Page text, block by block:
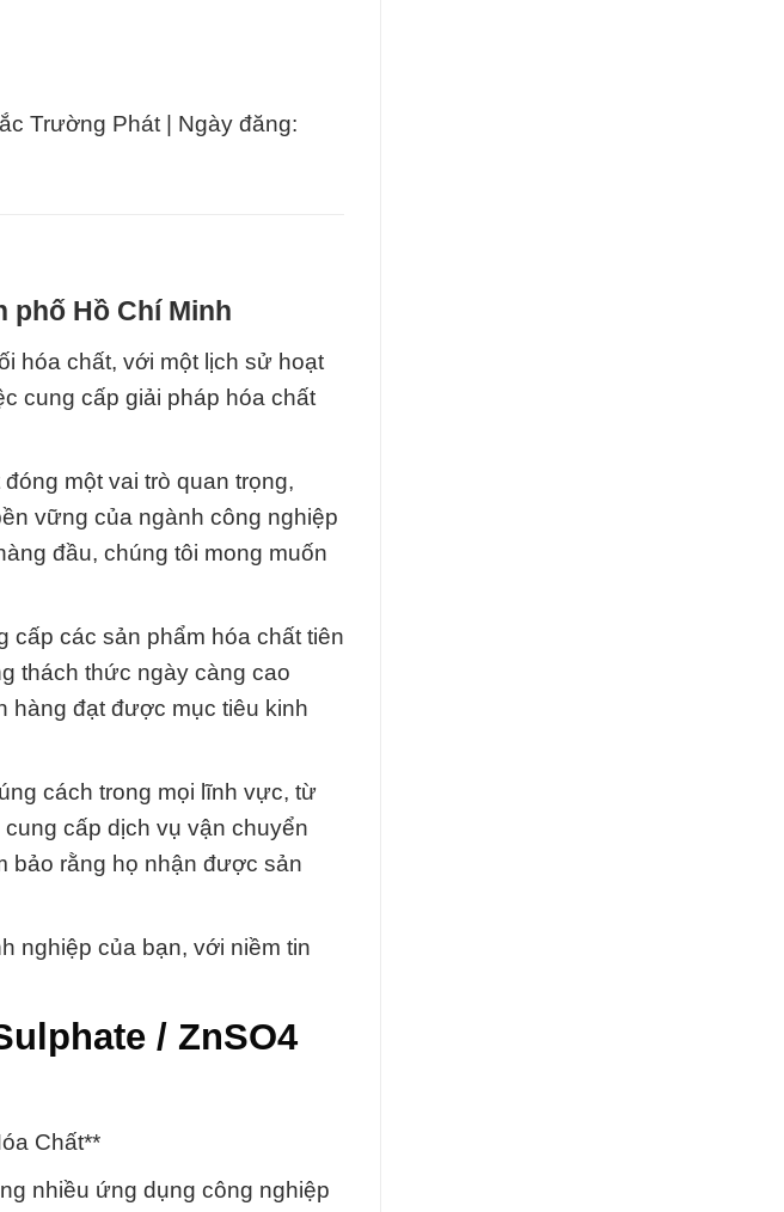
Trường Phát | Ngày đăng:
phố Hồ Chí Minh
hóa chất, với một lịch sử hoạt
cung cấp giải pháp hóa chất
một vai trò quan trọng,
vững của ngành công nghiệp
đầu, chúng tôi mong muốn
cấp các sản phẩm hóa chất tiên
thách thức ngày càng cao
hàng đạt được mục tiêu kinh
cách trong mọi lĩnh vực, từ
cấp dịch vụ vận chuyển
bảo rằng họ nhận được sản
nghiệp của bạn, với niềm tin
/ ZnSO4
Chất**
nhiều ứng dụng công nghiệp